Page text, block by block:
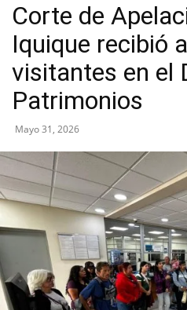
Corte de
Iquique recibió
visitantes en el
Patrimonios
Mayo 31, 2026